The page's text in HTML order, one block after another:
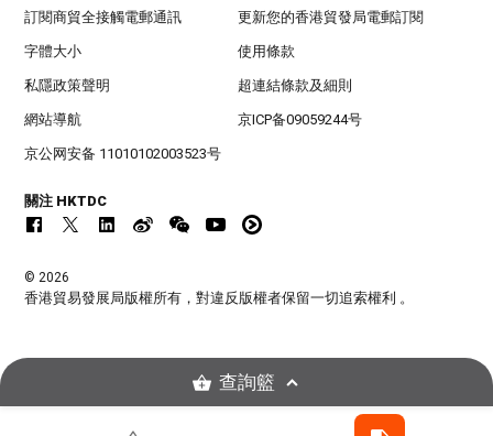
訂閱商貿全接觸電郵通訊 更新您的香港貿發局電郵訂閱
字體大小 使用條款
私隱政策聲明 超連結條款及細則
網站導航 京ICP备09059244号
京公网安备 11010102003523号
關注 HKTDC
© 2026
香港貿易發展局版權所有，對違反版權者保留一切追索權利 。
查詢籃